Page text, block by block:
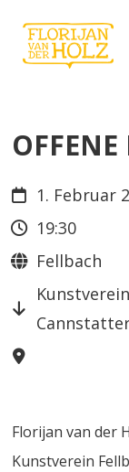
1. Februar
19:30
Fellbach
Florijan van der
Kunstverein